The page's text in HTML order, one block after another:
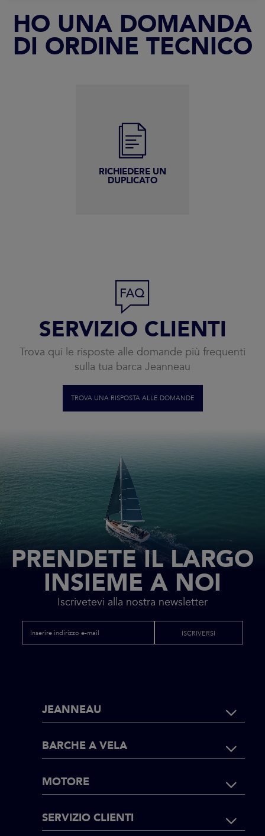
HO UNA DOMANDA
DI ORDINE TECNICO
RICHIEDERE UN
DUPLICATO
SERVIZIO CLIENTI
Trova qui le risposte alle domande più frequenti
sulla tua barca Jeanneau
TROVA UNA RISPOSTA ALLE DOMANDE
PRENDETE IL LARGO
INSIEME A NOI
Iscrivetevi alla nostra newsletter
ISCRIVERSI
JEANNEAU
BARCHE A VELA
MOTORE
SERVIZIO CLIENTI